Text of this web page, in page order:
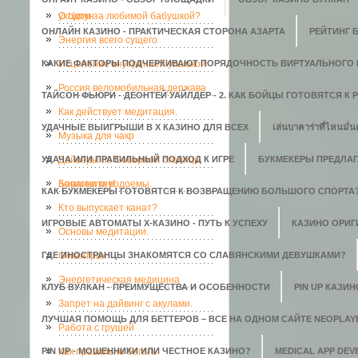
ОНЛАЙН КАЗИНО - ПРАКТИЧЕСКАЯ СТОРОНА АЗАРТА РЕЙТИНГ
КАКИЕ ФАКТОРЫ ПОДЧЕРКИВАЮТ ПОРЯДОЧНОСТЬ ВИРТУАЛЬНОГО
ТАЙСОН ФЬЮРИ - ДЕОНТЕЙ УАЙЛДЕР - 2. КАК БОЙЦЫ ГОТОВЯТСЯ К
УДАЧНЫЕ ВЫИГРЫШИ В X КАЗИНО ДЛЯ ВСЕХ เล่นบาคาร่าที่ไหนมั่น
УДАЧА ИЛИ ПРАВИЛЬНЫЙ ПОДХОД К ИГРЕ БУКМЕКЕРЫ
КАК БУКМЕКЕРЫ ГОТОВЯТСЯ К ВОЗВРАЩЕНИЮ БОЛЬШОГО
ИГРОВЫЕ АВТОМАТЫ Х-КАЗИНО - ПУТЬ К УСПЕХУ КАЗИНО
ГДЕ ИНОСТРАНЦЫ ЗНАКОМЯТСЯ СО СЛАВЯНСКИМИ ДЕВУШКАМИ?
КЛУБ ВУЛКАН - ПРЕИМУЩЕСТВА И ОСОБЕННОСТИ PIN UP
ЛУЧШАЯ ПОМОЩЬ ДЛЯ БЕТТЕРОВ – ВСЕ НА ОДНОМ САЙТЕ
PIN UP - МОШЕННИКИ ИЛИ ЧЕСТНОЕ КАЗИНО? MEDICAL APP
уходом за любимой бабушкой?
О Цигун
Энергия всего сущего
Исцеление внутренней улыбкой
Россия веломобильная держава
Как действует медитация.
Музыка для чакр
Дайверы из Северной столицы
почистили водоемы.
Баранки гну!
Кто выпускает канат?
Основы медитации.
О мантрах
Энергетическая медицина
Запрет на дайвинг с акулами.
Работа с грушей
Как правильно бегать